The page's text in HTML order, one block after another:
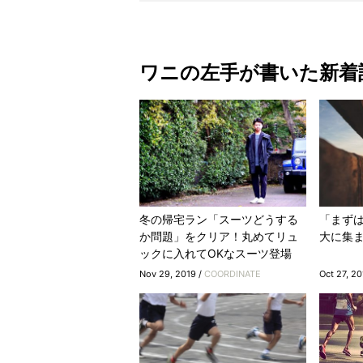
ワニの左手が書いた新着
冬の帰宅ラン「スーツどうする
か問題」をクリア！丸めてリュ
ックに入れてOKなスーツ登場
Nov 29, 2019 / COORDINATE
「まず
大に集
Oct 27,